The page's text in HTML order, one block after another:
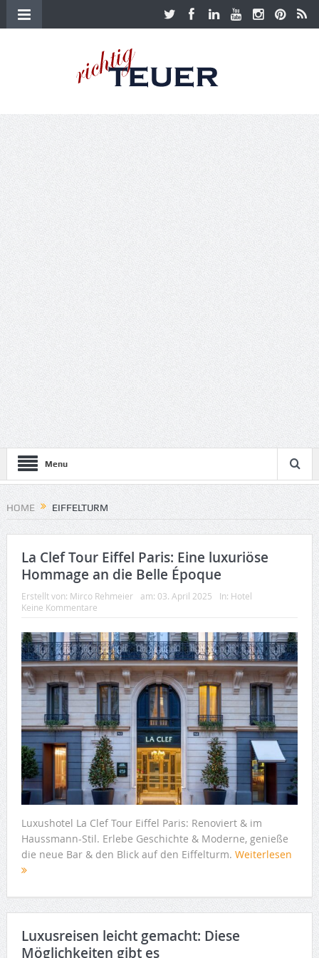
Menu
HOME EIFFELTURM
La Clef Tour Eiffel Paris: Eine luxuriöse
Hommage an die Belle Époque
Erstellt von: Mirco Rehmeier am: 03. April 2025 In: Hotel
Keine Kommentare
Luxushotel La Clef Tour Eiffel Paris: Renoviert & im
Haussmann-Stil. Erlebe Geschichte & Moderne, genieße
die neue Bar & den Blick auf den Eiffelturm. Weiterlesen
Luxusreisen leicht gemacht: Diese
Möglichkeiten gibt es